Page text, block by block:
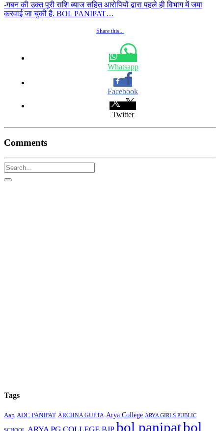
-गबन की उक्त पूरी राशि ब्याज सहित आरोपियों द्वारा पहले ही विभाग में जमा
करवाई जा चुकी है. BOL PANIPAT…
Share this...
Whatsapp
Facebook
Twitter
Comments
Tags
Aap ADC PANIPAT ARCHNA GUPTA Arya College ARYA GIRLS PUBLIC
bol panipatbol